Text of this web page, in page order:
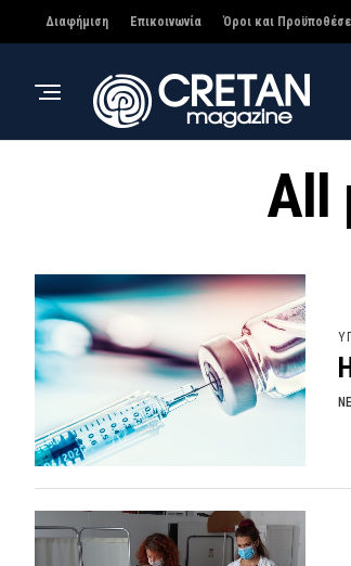
Διαφήμιση Επικοινωνία Όροι και
All